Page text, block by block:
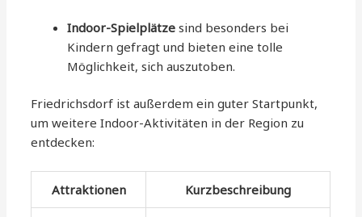
Indoor-Spielplätze sind besonders bei
Kindern gefragt und bieten eine tolle
Möglichkeit, sich auszutoben.
Friedrichsdorf ist außerdem ein guter Startpunkt,
um weitere Indoor-Aktivitäten in der Region zu
entdecken:
Attraktionen Kurzbeschreibung